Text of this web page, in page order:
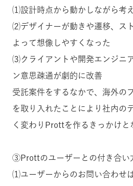
⑴設計時点から動かしながら考
⑵デザイナーが動きや遷移、ス
よって想像しやすくなった
⑶クライアントや開発エンジニ
ン意思疎通が劇的に改善
受託案件をするなかで、海外の
を取り入れたことにより社内の
く変わりProttを作るきっかけと
③Prottのユーザーとの付き合い
⑴ユーザーからのお問い合わせ